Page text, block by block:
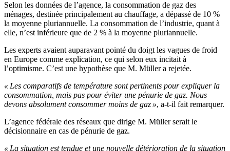
Selon les données de l’agence, la consommation de gaz des
ménages, destinée principalement au chauffage, a dépassé de 10 %
la moyenne pluriannuelle. La consommation de l’industrie, quant à
elle, n’est inférieure que de 2 % à la moyenne pluriannuelle.
Les experts avaient auparavant pointé du doigt les vagues de froid
en Europe comme explication, ce qui selon eux incitait à
l’optimisme. C’est une hypothèse que M. Müller a rejetée.
« Les comparatifs de température sont pertinents pour expliquer la
consommation, mais pas pour éviter une pénurie de gaz. Nous
devons absolument consommer moins de gaz », a-t-il fait remarquer.
L’agence fédérale des réseaux que dirige M. Müller serait le
décisionnaire en cas de pénurie de gaz.
« La situation est tendue et une nouvelle détérioration de la situation